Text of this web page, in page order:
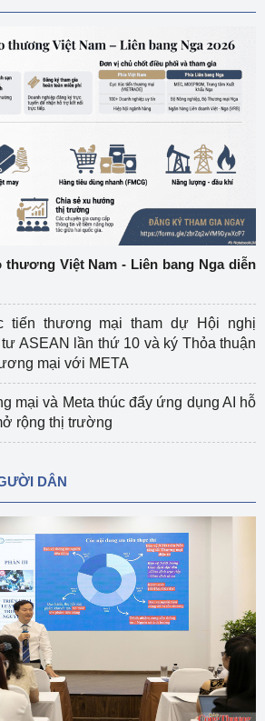
thương Việt Nam - Liên bang Nga diễn
tiến thương mại tham dự Hội nghị
ASEAN lần thứ 10 và ký Thỏa thuận
mại với META
mại và Meta thúc đẩy ứng dụng AI hỗ
rộng thị trường
DÂN